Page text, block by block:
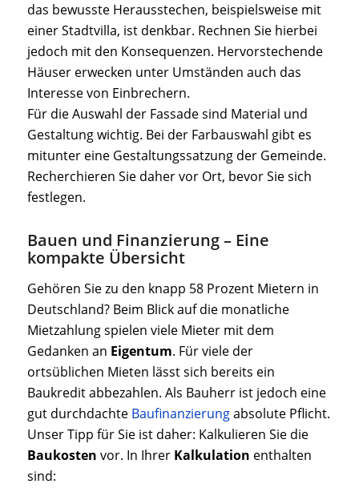
das bewusste Herausstechen, beispielsweise mit
einer Stadtvilla, ist denkbar. Rechnen Sie hierbei
jedoch mit den Konsequenzen. Hervorstechende
Häuser erwecken unter Umständen auch das
Interesse von Einbrechern.
Für die Auswahl der Fassade sind Material und
Gestaltung wichtig. Bei der Farbauswahl gibt es
mitunter eine Gestaltungssatzung der Gemeinde.
Recherchieren Sie daher vor Ort, bevor Sie sich
festlegen.
Bauen und Finanzierung – Eine
kompakte Übersicht
Gehören Sie zu den knapp 58 Prozent Mietern in
Deutschland? Beim Blick auf die monatliche
Mietzahlung spielen viele Mieter mit dem
Gedanken an Eigentum. Für viele der
ortsüblichen Mieten lässt sich bereits ein
Baukredit abbezahlen. Als Bauherr ist jedoch eine
gut durchdachte Baufinanzierungabsolute Pflicht.
Unser Tipp für Sie ist daher: Kalkulieren Sie die
Baukosten vor. In Ihrer Kalkulation enthalten
sind: